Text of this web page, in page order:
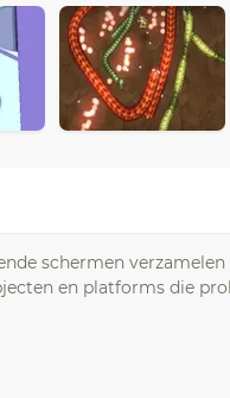
schermen
en platforms die